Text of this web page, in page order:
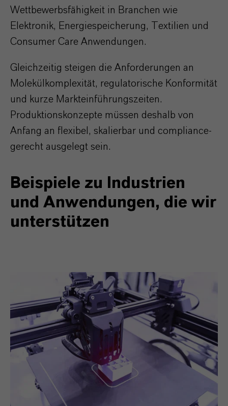
Wettbewerbsfähigkeit in Branchen wie
Elektronik, Energiespeicherung, Textilien und
Consumer Care Anwendungen.
Gleichzeitig steigen die Anforderungen an
Molekülkomplexität, regulatorische Konformität
und kurze Markteinführungszeiten.
Produktionskonzepte müssen deshalb von
Anfang an flexibel, skalierbar und compliance-
gerecht ausgelegt sein.
Beispiele zu Industrien
und Anwendungen, die wir
unterstützen